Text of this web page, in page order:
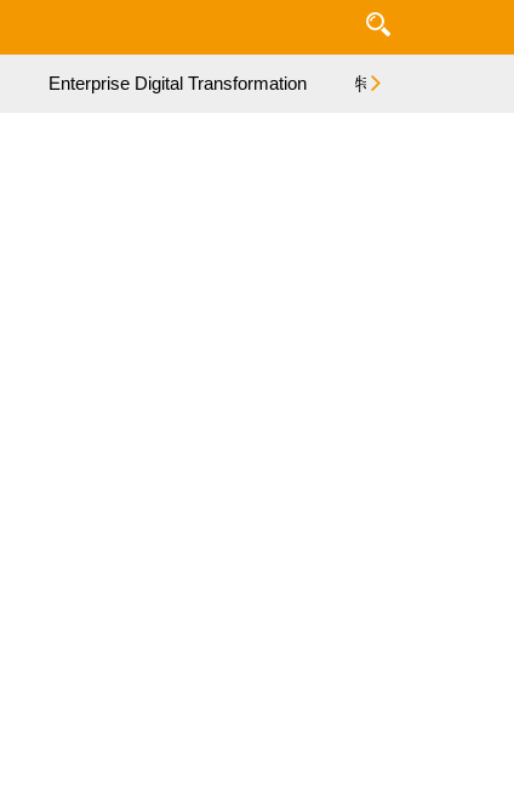
Enterprise Digital Transformation 特集